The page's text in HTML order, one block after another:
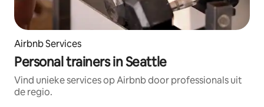
Airbnb Services
Personal trainers in Seattle
Vind unieke services op Airbnb door professionals uit
de regio.